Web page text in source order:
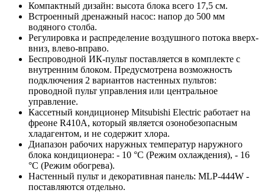
Компактный дизайн: высота блока всего 17,5 см.
Встроенный дренажный насос: напор до 500 мм
водяного столба.
Регулировка и распределение воздушного потока вверх-
вниз, влево-вправо.
Беспроводной ИК-пульт поставляется в комплекте с
внутренним блоком. Предусмотрена возможность
подключения 2 вариантов настенных пультов:
проводной пульт управления или центральное
управление.
Кассетный кондиционер Mitsubishi Electric работает на
фреоне R410А, который является озонобезопасным
хладагентом, и не содержит хлора.
Диапазон рабочих наружных температур наружного
блока кондиционера: - 10 °C (Режим охлаждения), - 16
°C (Режим обогрева).
Настенный пульт и декоративная панель: MLP-444W -
поставляются отдельно.